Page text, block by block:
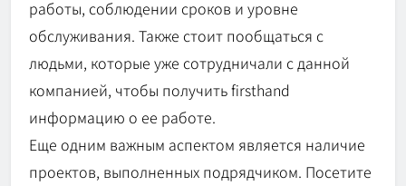
работы, соблюдении сроков и уровне
обслуживания. Также стоит пообщаться с
людьми, которые уже сотрудничали с данной
компанией, чтобы получить firsthand
информацию о ее работе.
Еще одним важным аспектом является наличие
проектов, выполненных подрядчиком. Посетите